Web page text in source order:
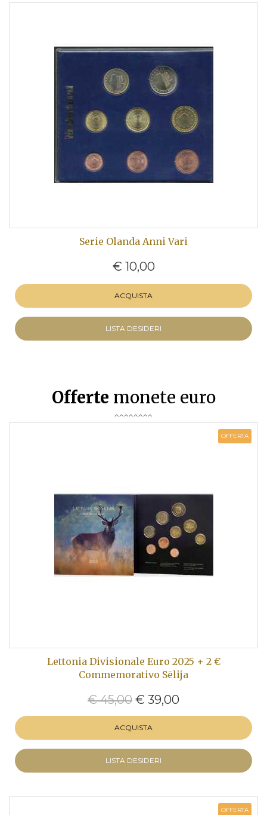
Serie Olanda Anni Vari
€ 10,00
ACQUISTA
LISTA DESIDERI
Offerte monete euro
OFFERTA
Lettonia Divisionale Euro 2025 + 2 €
Commemorativo Sēlija
€ 45,00 € 39,00
ACQUISTA
LISTA DESIDERI
OFFERTA